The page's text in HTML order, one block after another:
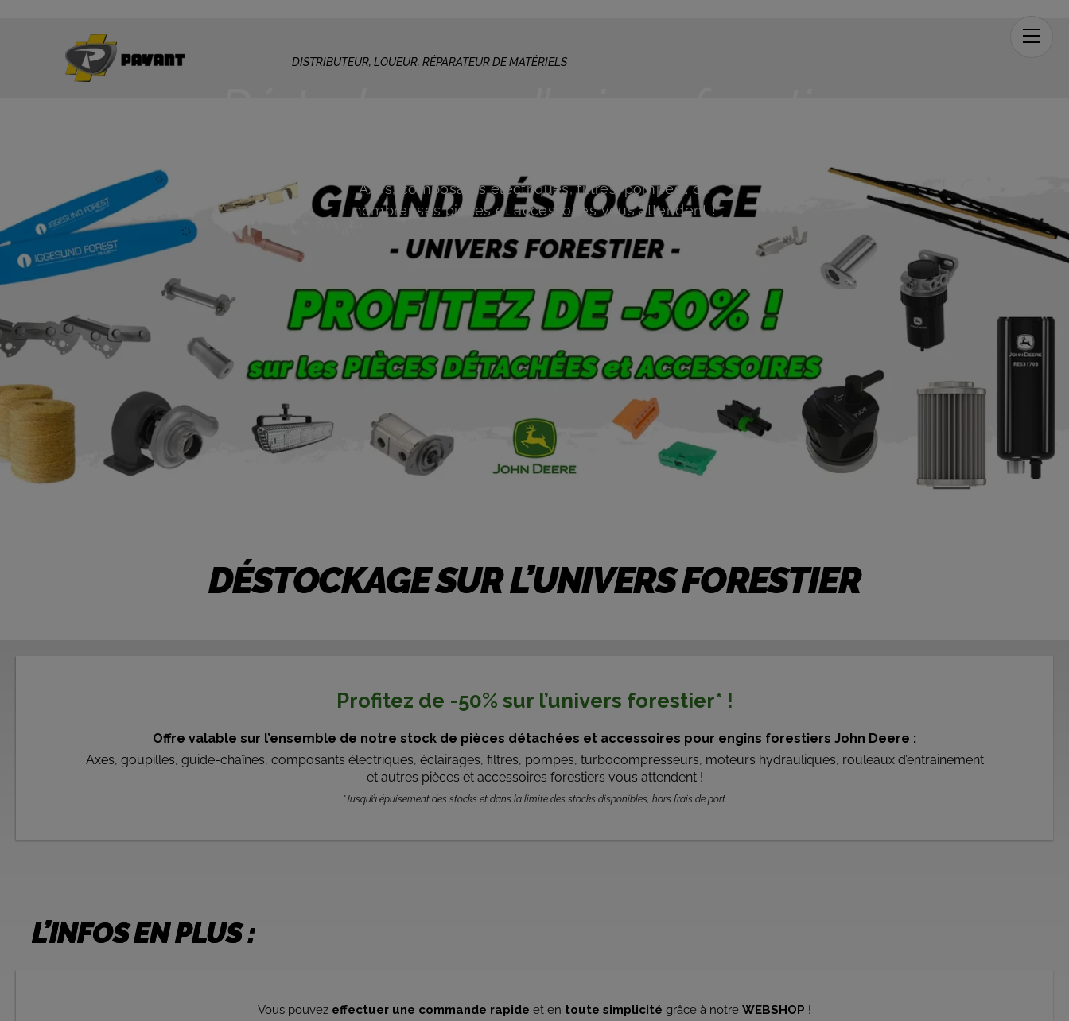
Axes, composants électriques, filtres, pompes… de
nombreuses pièces et accessoires vous attendent !
DISTRIBUTEUR, LOUEUR, RÉPARATEUR DE MATÉRIELS
DÉSTOCKAGE SUR L’UNIVERS FORESTIER
Profitez de -50% sur l’univers forestier* !
Offre valable sur l’ensemble de notre stock de pièces détachées et accessoires pour engins forestiers John Deere :
Axes, goupilles, guide-chaînes, composants électriques, éclairages, filtres, pompes, turbocompresseurs, moteurs hydrauliques, rouleaux d’entrainement
et autres pièces et accessoires forestiers vous attendent !
*Jusqu’à épuisement des stocks et dans la limite des stocks disponibles, hors frais de port.
L’INFOS EN PLUS :
Vous pouvez effectuer une commande rapide et en toute simplicité grâce à notre WEBSHOP !